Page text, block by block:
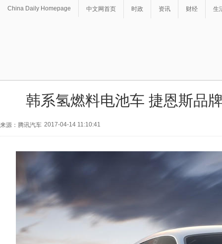
China Daily Homepage 中文网首页 时政 资讯 财经 生
韩系氢燃料电池车 捷恩斯品
来源：腾讯汽车 2017-04-14 11:10:41